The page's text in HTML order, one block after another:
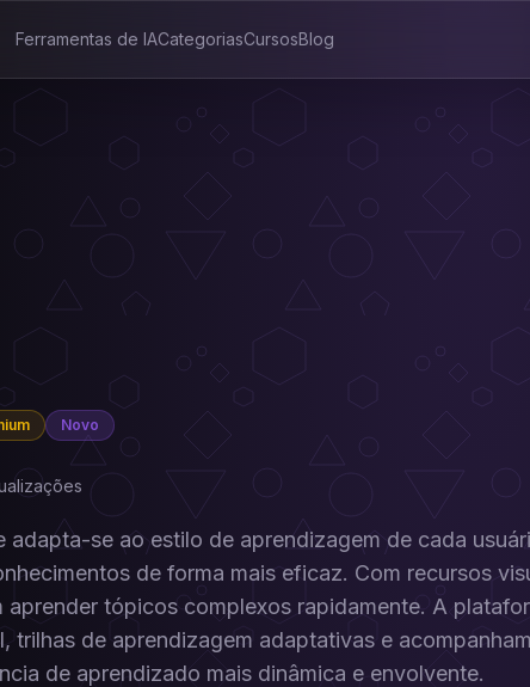
Ferramentas de IACategoriasCursosBlog
Novo
adapta-se ao estilo de aprendizagem de cada
de forma mais eficaz. Com recursos
tópicos complexos rapidamente. A
trilhas de aprendizagem adaptativas e
de aprendizado mais dinâmica e envolvente.